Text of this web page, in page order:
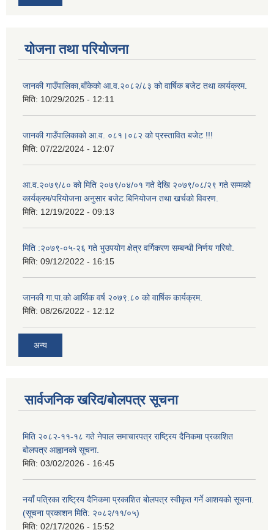
योजना तथा परियोजना
जानकी गाउँपालिका,बाँकेको आ.व.२०८२/८३ को वार्षिक बजेट तथा कार्यक्रम.
मिति: 10/29/2025 - 12:11
जानकी गाउँपालिकाको आ.व. ०८१।०८२ को प्रस्तावित बजेट !!!
मिति: 07/22/2024 - 12:07
आ.व.२०७९/८० को मिति २०७९/०४/०१ गते देखि २०७९/०८/२९ गते सम्मको
कार्यक्रम/परियोजना अनुसार बजेट बिनियोजन तथा खर्चको विवरण.
मिति: 12/19/2022 - 09:13
मिति :२०७९-०५-२६ गते भुउपयोग क्षेत्र वर्गिकरण सम्बन्धी निर्णय गरियो.
मिति: 09/12/2022 - 16:15
जानकी गा.पा.को आर्थिक वर्ष २०७९.८० को वार्षिक कार्यक्रम.
मिति: 08/26/2022 - 12:12
अन्य
सार्वजनिक खरिद/बोलपत्र सूचना
मिति २०८२-११-१८ गते नेपाल समाचारपत्र राष्ट्रिय दैनिकमा प्रकाशित
बोलपत्र आह्वानको सूचना.
मिति: 03/02/2026 - 16:45
नयाँ पत्रिका राष्ट्रिय दैनिकमा प्रकाशित बोलपत्र स्वीकृत गर्ने आशयको सूचना.
(सूचना प्रकाशन मिति: २०८२/११/०५)
मिति: 02/17/2026 - 15:52